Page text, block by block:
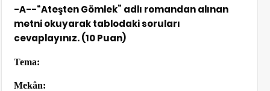
-A--“Ateşten Gömlek” adlı romandan alınan
metni okuyarak tablodaki soruları
cevaplayınız. (10 Puan)
Tema:
Mekân: